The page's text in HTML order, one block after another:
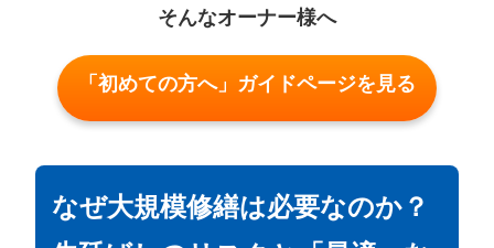
そんなオーナー様へ
「初めての方へ」ガイドページを見る
なぜ大規模修繕は必要なのか？